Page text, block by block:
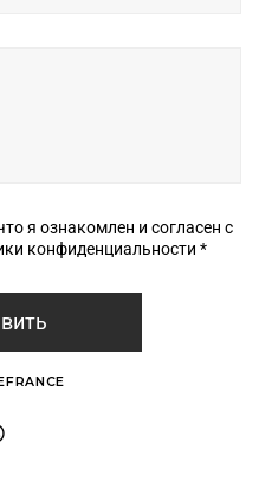
я ознакомлен и согласен с
условиями оферты и политики конфиденциальности *